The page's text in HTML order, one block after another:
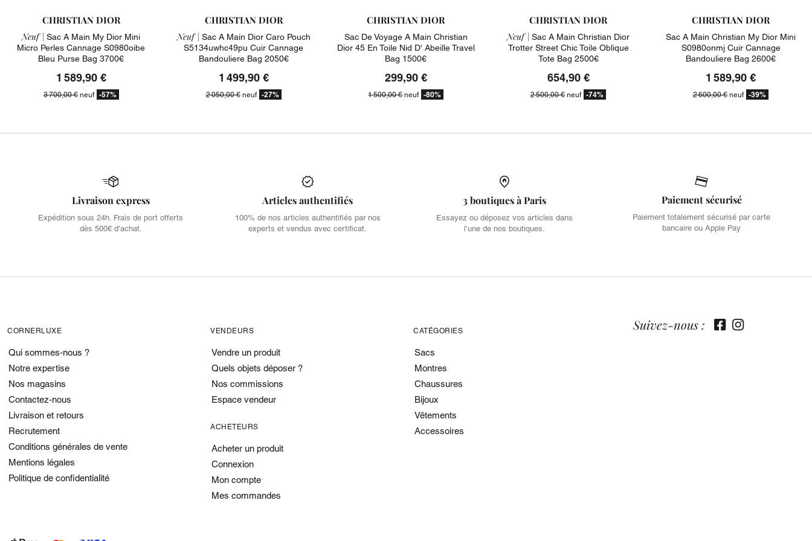
CHRISTIAN DIOR
Neuf | Sac A Main My Dior Mini
Micro Perles Cannage S0980oibe
Bleu Purse Bag 3700€
1 589,90 €
3 700,00 €neuf -57%
CHRISTIAN DIOR
Neuf | Sac A Main Dior Caro Pouch
S5134uwhc49pu Cuir Cannage
Bandouliere Bag 2050€
1 499,90 €
2 050,00 €neuf -27%
CHRISTIAN DIOR
Sac De Voyage A Main Christian
Dior 45 En Toile Nid D' Abeille Travel
Bag 1500€
299,90 €
1 500,00 €neuf -80%
CHRISTIAN DIOR
Neuf | Sac A Main Christian Dior
Trotter Street Chic Toile Oblique
Tote Bag 2500€
654,90 €
2 500,00 €neuf -74%
CHRISTIAN DIOR
Sac A Main Christian My Dior Mini
S0980onmj Cuir Cannage
Bandouliere Bag 2600€
1 589,90 €
2 600,00 € neuf -39%
Livraison express
Expédition sous 24h. Frais de port offerts
dès 500€ d’achat.
Articles authentifiés
100% de nos articles authentifiés par nos
experts et vendus avec certificat.
3 boutiques à Paris
Essayez ou déposez vos articles dans
l’une de nos boutiques.
Paiement sécurisé
Paiement totalement sécurisé par carte
bancaire ou Apple Pay
CORNERLUXE
Qui sommes-nous ?
Notre expertise
Nos magasins
Contactez-nous
Livraison et retours
Recrutement
Conditions générales de vente
Mentions légales
Politique de confidentialité
VENDEURS
Vendre un produit
Quels objets déposer ?
Nos commissions
Espace vendeur
ACHETEURS
Acheter un produit
Connexion
Mon compte
Mes commandes
CATÉGORIES
Sacs
Montres
Chaussures
Bijoux
Vêtements
Accessoires
Suivez-nous :